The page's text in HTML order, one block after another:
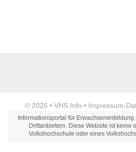
Webseite
© 2026 • VHS Info • Impressum-
Informationsportal für
Drittanbietern. Diese Website ist keine
Volkshochschule oder eines